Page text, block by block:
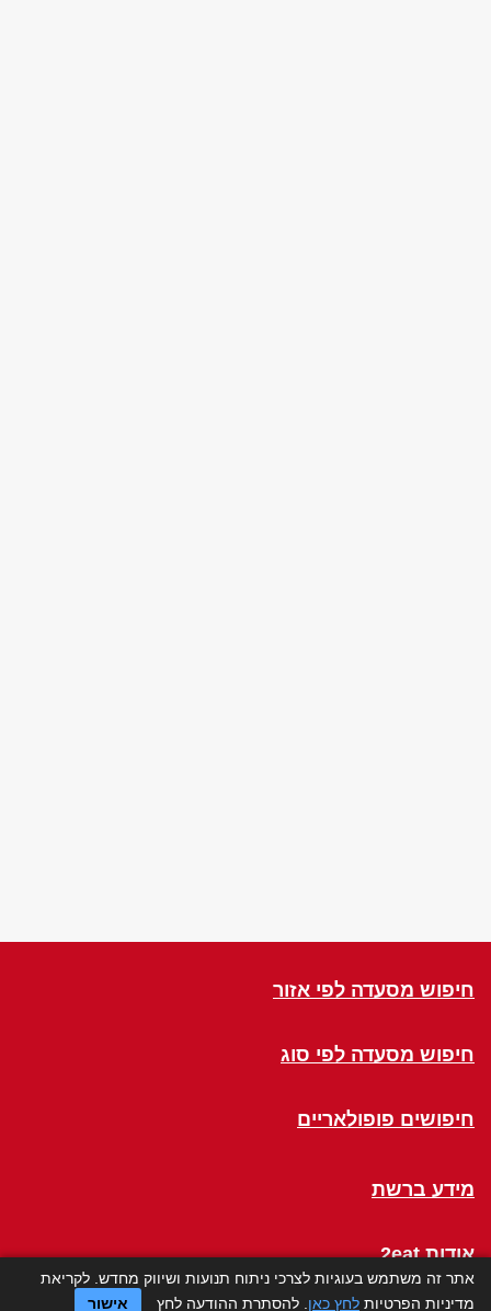
חיפוש מסעדה לפי אזור
חיפוש מסעדה לפי סוג
חיפושים פופולאריים
מידע ברשת
אודות 2eat
אתר זה משתמש בעוגיות לצרכי ניתוח תנועות ושיווק מחדש. לקריאת
מדיניות הפרטיות לחץ כאן . להסתרת ההודעה לחץ אישור